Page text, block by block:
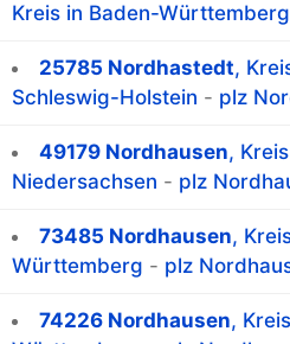
Kreis in Baden-Württemberg
25785 Nordhastedt,
Schleswig-Holstein - plz
49179 Nordhausen,
Niedersachsen - plz
73485 Nordhausen,
Württemberg - plz
74226 Nordhausen,